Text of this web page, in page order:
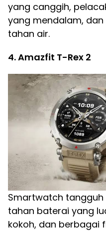
yang canggih,
yang mendalam,
tahan air.
4. Amazfit T-Rex 2
Smartwatch
tahan baterai yang
kokoh, dan berbagai